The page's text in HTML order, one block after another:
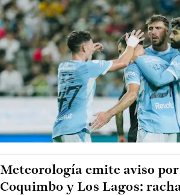
Meteorología emite aviso
Coquimbo y Los Lagos: